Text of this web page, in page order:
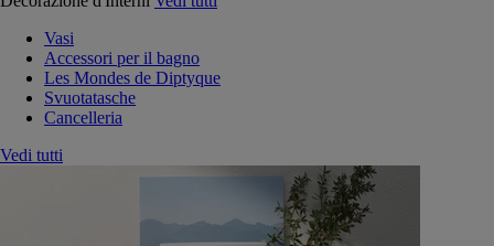
Vasi
Accessori per il bagno
Les Mondes de Diptyque
Svuotatasche
Cancelleria
Vedi tutti